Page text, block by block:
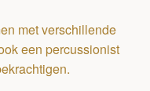
met verschillende
een percussionist